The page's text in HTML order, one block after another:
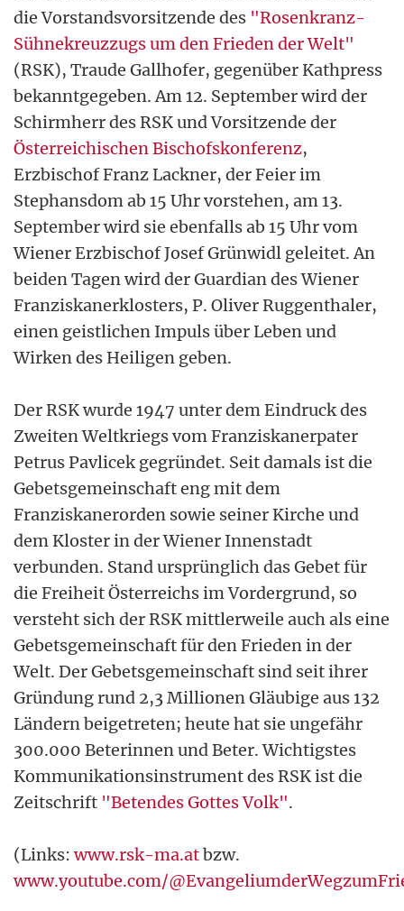
die Vorstandsvorsitzende des "Rosenkranz-
Sühnekreuzzugs um den Frieden der Welt"
(RSK), Traude Gallhofer, gegenüber Kathpress
bekanntgegeben. Am 12. September wird der
Schirmherr des RSK und Vorsitzende der
Österreichischen Bischofskonferenz,
Erzbischof Franz Lackner, der Feier im
Stephansdom ab 15 Uhr vorstehen, am 13.
September wird sie ebenfalls ab 15 Uhr vom
Wiener Erzbischof Josef Grünwidl geleitet. An
beiden Tagen wird der Guardian des Wiener
Franziskanerklosters, P. Oliver Ruggenthaler,
einen geistlichen Impuls über Leben und
Wirken des Heiligen geben.
Der RSK wurde 1947 unter dem Eindruck des
Zweiten Weltkriegs vom Franziskanerpater
Petrus Pavlicek gegründet. Seit damals ist die
Gebetsgemeinschaft eng mit dem
Franziskanerorden sowie seiner Kirche und
dem Kloster in der Wiener Innenstadt
verbunden. Stand ursprünglich das Gebet für
die Freiheit Österreichs im Vordergrund, so
versteht sich der RSK mittlerweile auch als eine
Gebetsgemeinschaft für den Frieden in der
Welt. Der Gebetsgemeinschaft sind seit ihrer
Gründung rund 2,3 Millionen Gläubige aus 132
Ländern beigetreten; heute hat sie ungefähr
300.000 Beterinnen und Beter. Wichtigstes
Kommunikationsinstrument des RSK ist die
Zeitschrift "Betendes Gottes Volk".
(Links:www.rsk-ma.atbzw.
www.youtube.com/